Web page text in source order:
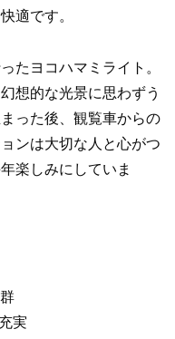
適です。
たヨコハマミライト。
想的な光景に思わずう
った後、観覧車からの
ンは大切な人と心がつ
楽しみにしていま
実